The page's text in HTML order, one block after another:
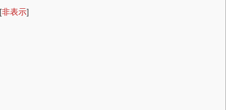
[非表示]